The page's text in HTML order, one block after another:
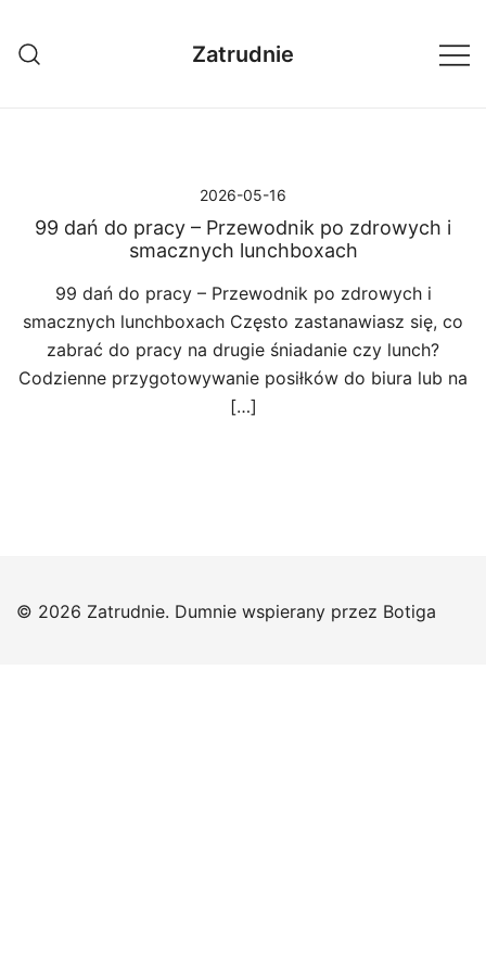
treści
Zatrudnie
2026-05-16
99 dań do pracy – Przewodnik po zdrowych i
smacznych lunchboxach
99 dań do pracy – Przewodnik po zdrowych i
smacznych lunchboxach Często zastanawiasz się, co
zabrać do pracy na drugie śniadanie czy lunch?
Codzienne przygotowywanie posiłków do biura lub na
[…]
© 2026 Zatrudnie. Dumnie wspierany przez Botiga